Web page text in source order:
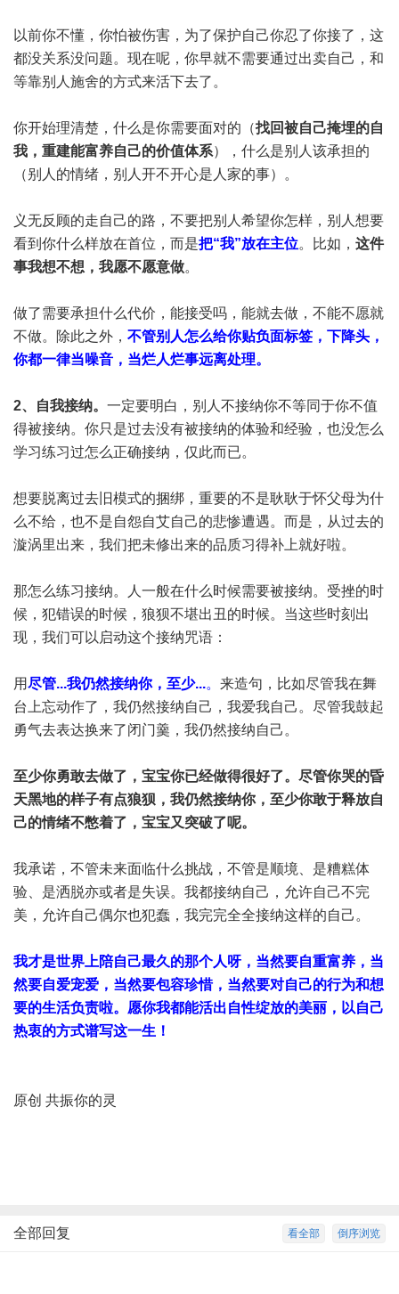
以前你不懂，你怕被伤害，为了保护自己你忍了你接了，这
都没关系没问题。现在呢，你早就不需要通过出卖自己，和
等靠别人施舍的方式来活下去了。
你开始理清楚，什么是你需要面对的（找回被自己掩埋的自
我，重建能富养自己的价值体系），什么是别人该承担的
（别人的情绪，别人开不开心是人家的事）。
义无反顾的走自己的路，不要把别人希望你怎样，别人想要
看到你什么样放在首位，而是把“我”放在主位。比如， 这件
事我想不想，我愿不愿意做。
做了需要承担什么代价，能接受吗，能就去做，不能不愿就
不做。除此之外， 不管别人怎么给你贴负面标签，下降头，
你都一律当噪音，当烂人烂事远离处理。
2、自我接纳。 一定要明白，别人不接纳你不等同于你不值
得被接纳。你只是过去没有被接纳的体验和经验，也没怎么
学习练习过怎么正确接纳，仅此而已。
想要脱离过去旧模式的捆绑，重要的不是耿耿于怀父母为什
么不给，也不是自怨自艾自己的悲惨遭遇。而是，从过去的
漩涡里出来，我们把未修出来的品质习得补上就好啦。
那怎么练习接纳。人一般在什么时候需要被接纳。受挫的时
候，犯错误的时候，狼狈不堪出丑的时候。当这些时刻出
现，我们可以启动这个接纳咒语：
用尽管...我仍然接纳你，至少...。 来造句，比如尽管我在舞
台上忘动作了，我仍然接纳自己，我爱我自己。尽管我鼓起
勇气去表达换来了闭门羹，我仍然接纳自己。
至少你勇敢去做了，宝宝你已经做得很好了。尽管你哭的昏
天黑地的样子有点狼狈，我仍然接纳你，至少你敢于释放自
己的情绪不憋着了，宝宝又突破了呢。
我承诺，不管未来面临什么挑战，不管是顺境、是糟糕体
验、是洒脱亦或者是失误。我都接纳自己，允许自己不完
美，允许自己偶尔也犯蠢，我完完全全接纳这样的自己。
我才是世界上陪自己最久的那个人呀，当然要自重富养，当
然要自爱宠爱，当然要包容珍惜，当然要对自己的行为和想
要的生活负责啦。愿你我都能活出自性绽放的美丽，以自己
热衷的方式谱写这一生！
原创 共振你的灵
倒序浏览
看全部
全部回复